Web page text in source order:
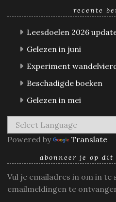
recente
Leesdoelen 2026
Gelezen in juni
Experiment
Beschadigde boeken
Gelezen in mei
Powered by Translate
abonneer je op
Vul je emailadres in om in te
emailmeldingen te